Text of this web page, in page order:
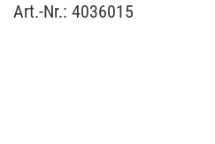
Art.-Nr.: 4036015